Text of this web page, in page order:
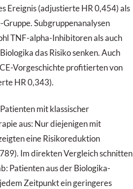
Ereignis (adjustierte HR 0,454) als
Subgruppenanalysen
TNF-alpha-Inhibitoren als auch
das Risiko senken. Auch
Vorgeschichte profitierten von
HR 0,343).
mit klassischer
aus: Nur diejenigen mit
eine Risikoreduktion
Im direkten Vergleich schnitten
Patienten aus der Biologika-
Zeitpunkt ein geringeres